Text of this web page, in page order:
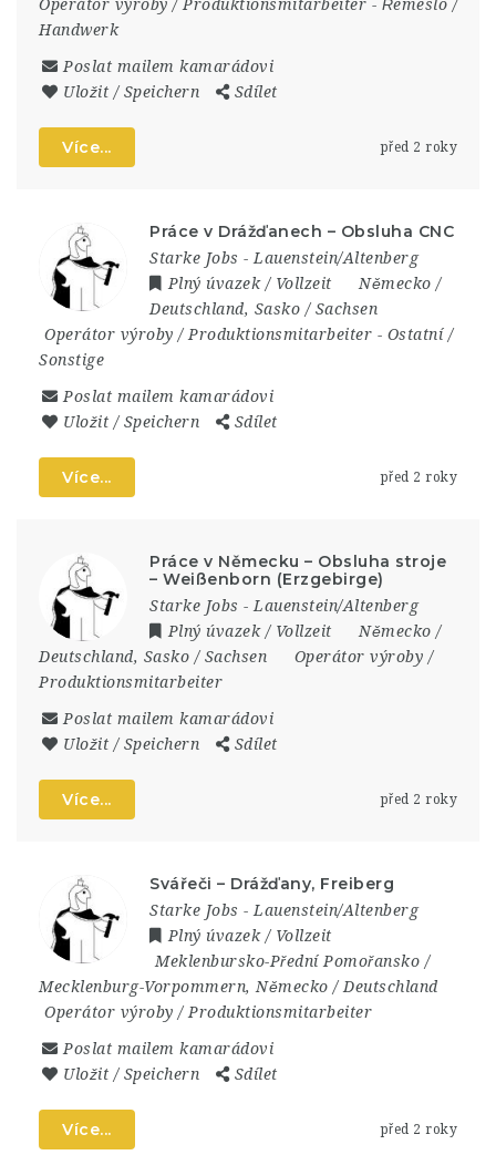
Operátor výroby / Produktionsmitarbeiter - Řemeslo /
Handwerk
Poslat mailem kamarádovi
Uložit / Speichern
Sdílet
Více... před 2 roky
Práce v Drážďanech – Obsluha CNC
Starke Jobs - Lauenstein/Altenberg
Plný úvazek / Vollzeit
Německo /
Deutschland, Sasko / Sachsen
Operátor výroby / Produktionsmitarbeiter - Ostatní /
Sonstige
Poslat mailem kamarádovi
Uložit / Speichern
Sdílet
Více... před 2 roky
Práce v Německu – Obsluha stroje
– Weißenborn (Erzgebirge)
Starke Jobs - Lauenstein/Altenberg
Plný úvazek / Vollzeit
Německo /
Deutschland, Sasko / Sachsen
Operátor výroby /
Produktionsmitarbeiter
Poslat mailem kamarádovi
Uložit / Speichern
Sdílet
Více... před 2 roky
Svářeči – Drážďany, Freiberg
Starke Jobs - Lauenstein/Altenberg
Plný úvazek / Vollzeit
Meklenbursko-Přední Pomořansko /
Mecklenburg-Vorpommern, Německo / Deutschland
Operátor výroby / Produktionsmitarbeiter
Poslat mailem kamarádovi
Uložit / Speichern
Sdílet
Více... před 2 roky